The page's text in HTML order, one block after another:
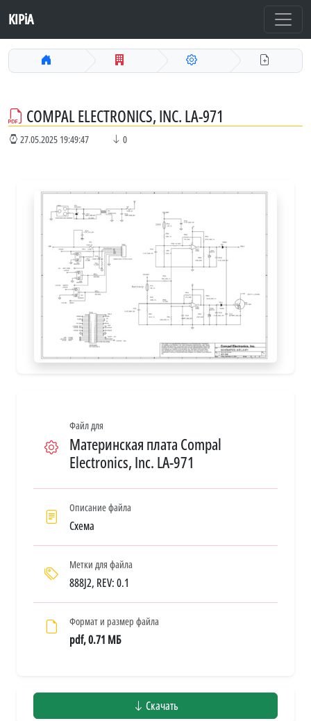
KIPiA
COMPAL ELECTRONICS, INC. LA-971
27.05.2025 19:49:47 0
Файл для
Материнская плата Compal
Electronics, Inc. LA-971
Описание файла
Схема
Метки для файла
888J2, REV: 0.1
Формат и размер файла
pdf, 0.71 МБ
Скачать